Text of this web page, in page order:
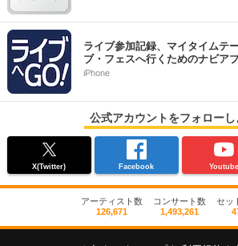
ライブ参加記録、マイタイムテ
ブ・フェスへ行くためのナビア
iPhone
公式アカウントをフォローし
X(Twitter) Facebook Youtube
アーティスト数
126,671
コンサート数
1,493,261
セッ